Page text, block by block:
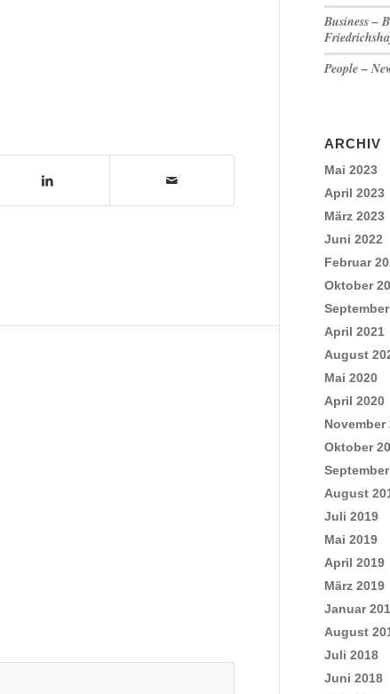
Business –
People –
ARCHIV
Mai 2023
April 2023
März 2023
Juni 2022
Februar
Oktober
April 2021
August
Mai 2020
April 2020
November
Oktober
August
Juli 2019
Mai 2019
April 2019
März 2019
Januar
August
Juli 2018
Juni 2018